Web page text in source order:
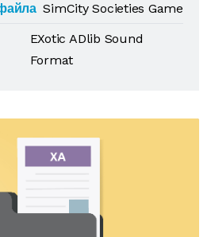
SimCity Societies Game
EXotic ADlib Sound
Format